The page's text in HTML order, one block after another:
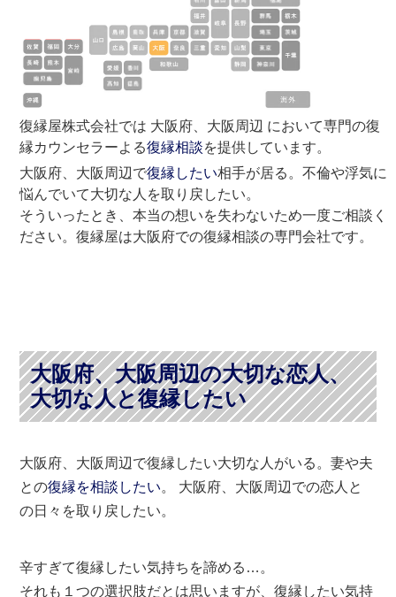
復縁屋株式会社では 大阪府、大阪周辺 において専門の復
縁カウンセラーよる復縁相談を提供しています。
大阪府、大阪周辺で復縁したい相手が居る。不倫や浮気に
悩んでいて大切な人を取り戻したい。
そういったとき、本当の想いを失わないため一度ご相談く
ださい。復縁屋は大阪府での復縁相談の専門会社です。
大阪府、大阪周辺の大切な恋人、
大切な人と復縁したい
大阪府、大阪周辺で復縁したい大切な人がいる。妻や夫
との復縁を相談したい。 大阪府、大阪周辺での恋人と
の日々を取り戻したい。
辛すぎて復縁したい気持ちを諦める…。
それも１つの選択肢だとは思いますが、復縁したい気持